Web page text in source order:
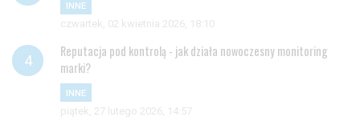
INNE
czwartek, 02 kwietnia 2026, 18:10
Reputacja pod kontrolą - jak działa nowoczesny monitoring
marki?
INNE
piątek, 27 lutego 2026, 14:57